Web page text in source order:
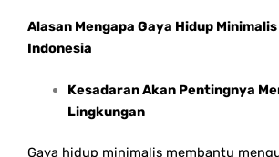
Alasan Mengapa Gaya Hidup
Indonesia
Kesadaran Akan Pentingnya
Lingkungan
Gaya hidup minimalis membantu